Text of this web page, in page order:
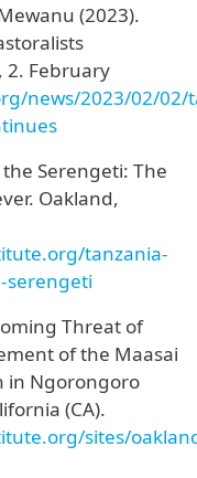
(2023).
, 2. February
news/2023/02/02/
Serengeti: The
Oakland,
tanzania-
serengeti
Threat of
of the Maasai
in Ngorongoro
(CA).
sites/